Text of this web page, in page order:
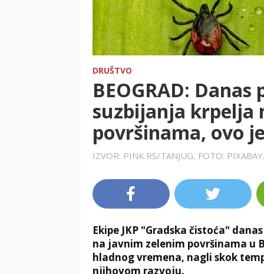
DRUŠTVO
BEOGRAD:
suzbijanja krpelja
površinama, ovo
IZVOR: PINK.RS/TANJUG, FOTO:
Ekipe JKP "Gradska čistoća"
na javnim zelenim površinama u
hladnog vremena, nagli skok
njihovom razvoju.